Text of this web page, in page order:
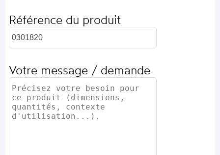
Référence du produit
Votre message / demande